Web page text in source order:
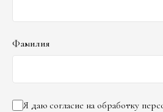
Фамилия
Я даю согласие на обработку